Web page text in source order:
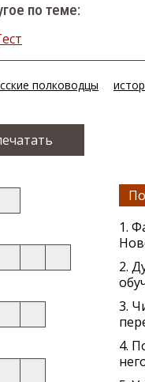
по теме:
полководцы
1.
2.
3.
4.